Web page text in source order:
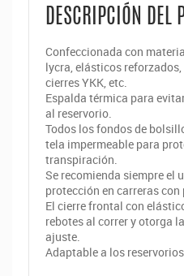
DESCRIPCIÓN DEL
Confeccionada con
lycra, elásticos
cierres YKK, etc.
Espalda térmica para
al reservorio.
Todos los fondos de
tela impermeable para
transpiración.
Se recomienda siempre el
protección en carreras con
El cierre frontal con
rebotes al correr y otorga
ajuste.
Adaptable a los